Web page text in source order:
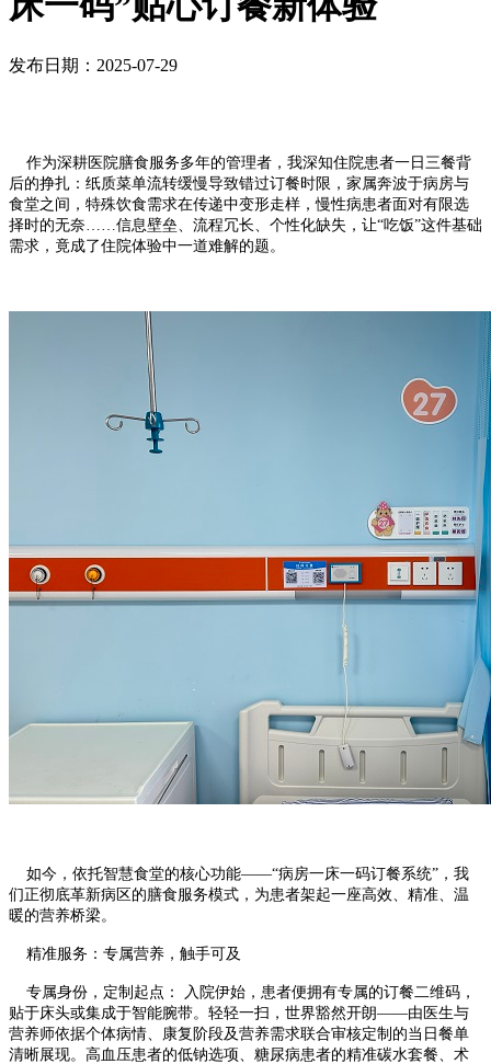
发布日期：2025-07-29
作为深耕医院膳食服务多年的管理者，我深知住院患者一日三餐背
后的挣扎：纸质菜单流转缓慢导致错过订餐时限，家属奔波于病房与
食堂之间，特殊饮食需求在传递中变形走样，慢性病患者面对有限选
择时的无奈……信息壁垒、流程冗长、个性化缺失，让“吃饭”这件基础
需求，竟成了住院体验中一道难解的题。
如今，依托智慧食堂的核心功能——“病房一床一码订餐系统”，我
们正彻底革新病区的膳食服务模式，为患者架起一座高效、精准、温
暖的营养桥梁。
精准服务：专属营养，触手可及
专属身份，定制起点： 入院伊始，患者便拥有专属的订餐二维码，
贴于床头或集成于智能腕带。轻轻一扫，世界豁然开朗——由医生与
营养师依据个体病情、康复阶段及营养需求联合审核定制的当日餐单
清晰展现。高血压患者的低钠选项、糖尿病患者的精准碳水套餐、术